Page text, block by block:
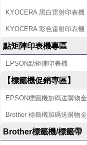
KYOCERA 黑白雷射印表機
KYOCERA 彩色雷射印表機
點矩陣印表機專區
EPSON點矩陣印表機
【標籤機促銷專區】
EPSON標籤機加碼送購物金
Brother 標籤機加碼送購物金
Brother標籤機/標籤帶